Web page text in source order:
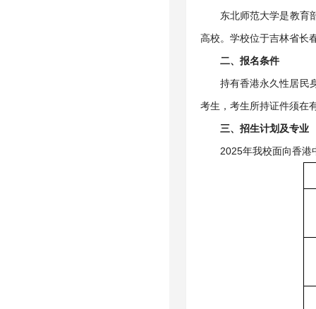
东北师范大学是教育
高校。学校位于吉林省长
二、报名条件
持有香港永久性居民
考生，考生所持证件须在
三、 招生计划 及专业
2025年我校面向香港